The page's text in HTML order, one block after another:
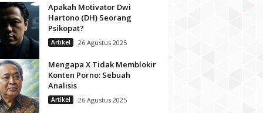
Apakah Motivator Dwi
Hartono (DH) Seorang
Psikopat?
Artikel 26 Agustus 2025
Mengapa X Tidak Memblokir
Konten Porno: Sebuah
Analisis
Artikel 26 Agustus 2025